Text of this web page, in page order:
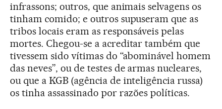
infrassons; outros, que animais selvagens os
tinham comido; e outros supuseram que as
tribos locais eram as responsáveis pelas
mortes. Chegou-se a acreditar também que
tivessem sido vítimas do “abominável homem
das neves”, ou de testes de armas nucleares,
ou que a KGB (agência de inteligência russa)
os tinha assassinado por razões políticas.